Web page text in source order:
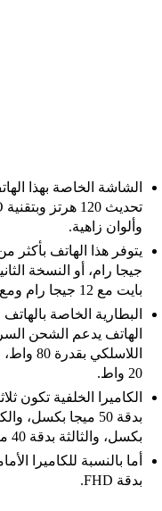
الشاشة الخاصة بهذا
وألوان زاهية.
بايت مع 12 جيجا رام ومع 1 تيرا بايت مع 12 جيجا رام.
20 واط.
الكاميرا الخلفية تكون
بكسل، والثالثة بدقة 40 ميجا بكسل.
بدقة FHD.